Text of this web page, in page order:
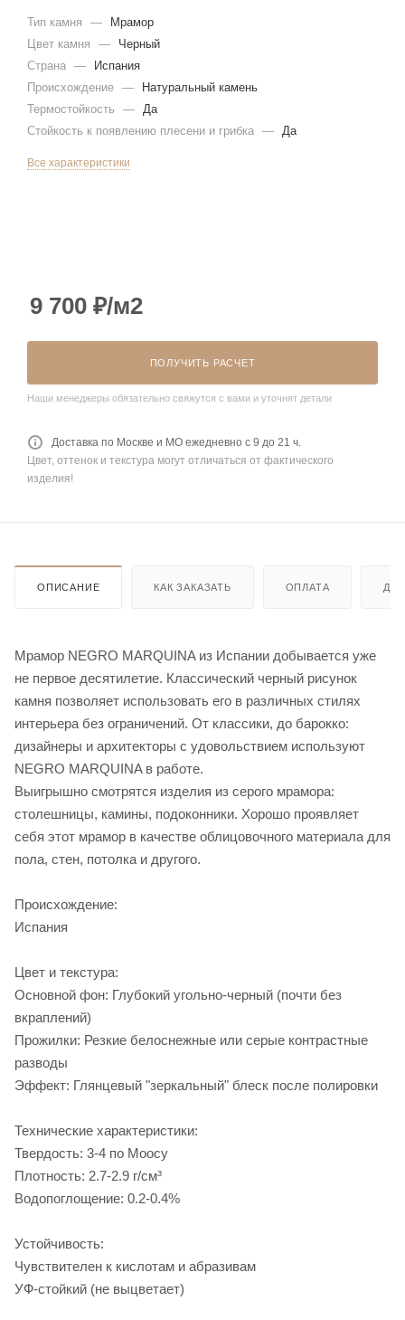
Тип камня —
Мрамор
Цвет камня
—
Черный
Страна —
Испания
Происхождение —
Натуральный камень
Термостойкость
—
Да
Стойкость к появлению плесени и грибка — Да
Все характеристики
9 700 ₽/м2
ПОЛУЧИТЬ РАСЧЕТ
Наши менеджеры обязательно свяжутся с вами и уточнят детали
Доставка по Москве и МО ежедневно с 9 до 21 ч.
Цвет, оттенок и текстура могут отличаться от фактического
изделия!
ОПИСАНИЕ КАК ЗАКАЗАТЬ ОПЛАТА
Мрамор NEGRO MARQUINA из Испании добывается уже
не первое десятилетие. Классический черный рисунок
камня позволяет использовать его в различных стилях
интерьера без ограничений. От классики, до барокко:
дизайнеры и архитекторы с удовольствием используют
NEGRO MARQUINA в работе.
Выигрышно смотрятся изделия из серого мрамора:
столешницы, камины, подоконники. Хорошо проявляет
себя этот мрамор в качестве облицовочного материала для
пола, стен, потолка и другого.
Происхождение:
Испания
Цвет и текстура:
Основной фон: Глубокий угольно-черный (почти без
вкраплений)
Прожилки: Резкие белоснежные или серые контрастные
разводы
Эффект: Глянцевый "зеркальный" блеск после полировки
Технические характеристики:
Твердость: 3-4 по Моосу
Плотность: 2.7-2.9 г/см³
Водопоглощение: 0.2-0.4%
Устойчивость:
Чувствителен к кислотам и абразивам
УФ-стойкий (не выцветает)